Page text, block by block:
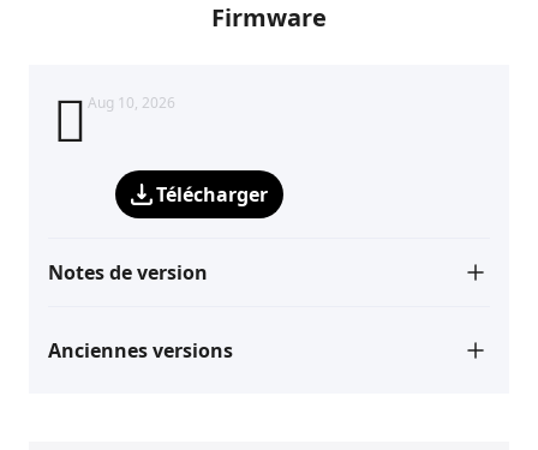
Firmware
Aug 10, 2026
Télécharger
Notes de version
Anciennes versions